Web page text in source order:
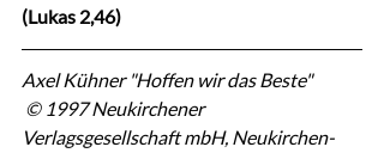
(Lukas 2,46)
Axel Kühner "Hoffen wir das Beste"
Verlagsgesellschaft mbH, Neukirchen-